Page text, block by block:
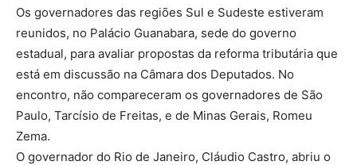
Os governadores das regiões Sul e Sudeste estiveram
reunidos, no Palácio Guanabara, sede do governo
estadual, para avaliar propostas da reforma tributária que
está em discussão na Câmara dos Deputados. No
encontro, não compareceram os governadores de São
Paulo, Tarcísio de Freitas, e de Minas Gerais, Romeu
Zema.
O governador do Rio de Janeiro, Cláudio Castro, abriu o